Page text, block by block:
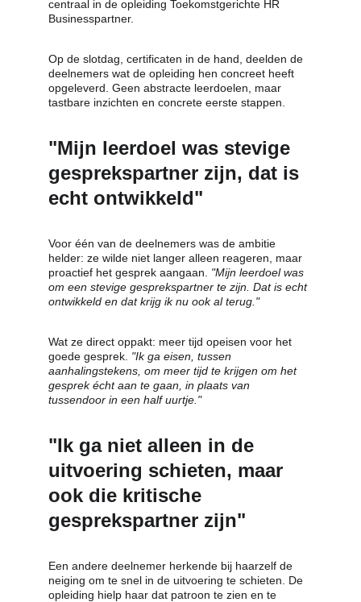
centraal in de opleiding Toekomstgerichte HR
Businesspartner.
Op de slotdag, certificaten in de hand, deelden de
deelnemers wat de opleiding hen concreet heeft
opgeleverd. Geen abstracte leerdoelen, maar
tastbare inzichten en concrete eerste stappen.
"Mijn leerdoel was stevige
gesprekspartner zijn, dat is
echt ontwikkeld"
Voor één van de deelnemers was de ambitie
helder: ze wilde niet langer alleen reageren, maar
proactief het gesprek aangaan. "Mijn leerdoel was
om een stevige gesprekspartner te zijn. Dat is echt
ontwikkeld en dat krijg ik nu ook al terug."
Wat ze direct oppakt: meer tijd opeisen voor het
goede gesprek. "Ik ga eisen, tussen
aanhalingstekens, om meer tijd te krijgen om het
gesprek écht aan te gaan, in plaats van
tussendoor in een half uurtje."
"Ik ga niet alleen in de
uitvoering schieten, maar
ook die kritische
gesprekspartner zijn"
Een andere deelnemer herkende bij haarzelf de
neiging om te snel in de uitvoering te schieten. De
opleiding hielp haar dat patroon te zien en te